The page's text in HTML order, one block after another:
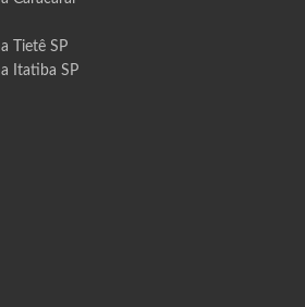
Tietê SP
Itatiba SP